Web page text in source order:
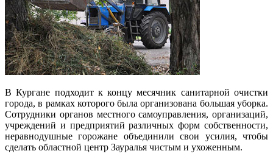
В Кургане подходит к концу месячник санитарной очистки
города, в рамках которого была организована большая уборка.
Сотрудники органов местного самоуправления, организаций,
учреждений и предприятий различных форм собственности,
неравнодушные горожане объединили свои усилия, чтобы
сделать областной центр Зауралья чистым и ухоженным.